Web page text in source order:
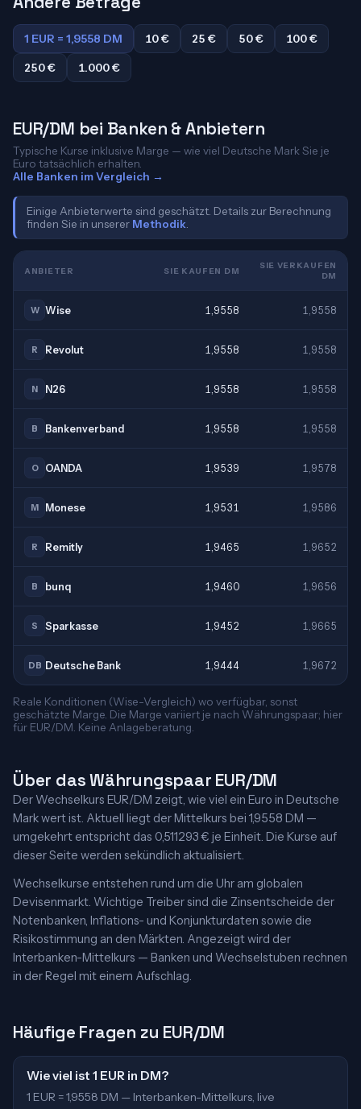
1 EUR = 1,9558 DM 10 € 25 € 50 €
100 €
250 €
1.000 €
EUR/DM bei Banken & Anbietern
Typische Kurse inklusive Marge — wie viel Deutsche Mark Sie je
Euro tatsächlich erhalten.
Alle Banken im Vergleich →
Einige Anbieterwerte sind geschätzt. Details zur Berechnung
finden Sie in unserer Methodik
ANBIETER SIE KAUFEN DM
SIE VERKAUFEN
DM
W Wise 1,9558 1,9558
R Revolut 1,9558 1,9558
N N26 1,9558 1,9558
B Bankenverband 1,9558 1,9558
O OANDA 1,9539 1,9578
M Monese 1,9531 1,9586
R Remitly 1,9465 1,9652
B bunq 1,9460 1,9656
S Sparkasse 1,9452 1,9665
DB Deutsche Bank 1,9444 1,9672
Reale Konditionen (Wise-Vergleich) wo verfügbar, sonst
geschätzte Marge. Die Marge variiert je nach Währungspaar; hier
für EUR/DM. Keine Anlageberatung.
Über das Währungspaar EUR/DM
Der Wechselkurs EUR/DM zeigt, wie viel ein Euro in Deutsche
Mark wert ist. Aktuell liegt der Mittelkurs bei 1,9558 DM —
umgekehrt entspricht das 0,511293 € je Einheit. Die Kurse auf
dieser Seite werden sekündlich aktualisiert.
Wechselkurse entstehen rund um die Uhr am globalen
Devisenmarkt. Wichtige Treiber sind die Zinsentscheide der
Notenbanken, Inflations- und Konjunkturdaten sowie die
Risikostimmung an den Märkten. Angezeigt wird der
Interbanken-Mittelkurs — Banken und Wechselstuben rechnen
in der Regel mit einem Aufschlag.
Häufige Fragen zu EUR/DM
Wie viel ist 1 EUR in DM?
1 EUR = 1,9558 DM — Interbanken-Mittelkurs, live